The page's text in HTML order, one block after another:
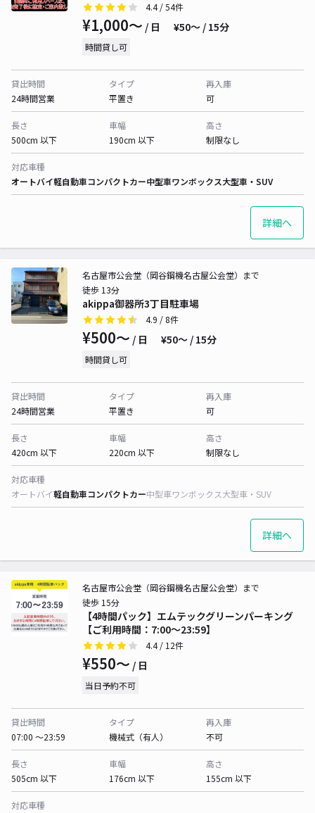
4.4/ 54件
¥1,000〜 / 日 ¥50〜 / 15分
時間貸し可
貸出時間
24時間営業
タイプ
平置き
再入庫
可
長さ
500cm 以下
車幅
190cm 以下
高さ
制限なし
対応車種
オートバイ軽自動車コンパクトカー中型車ワンボックス大型車・SUV
詳細へ
akippa御器所3丁目駐車場
名古屋市公会堂（岡谷鋼機名古屋公会堂）まで
徒歩 13分
4.9 / 8件
¥500〜 / 日 ¥50〜 / 15分
時間貸し可
貸出時間
24時間営業
タイプ
平置き
再入庫
可
長さ
420cm 以下
車幅
220cm 以下
高さ
制限なし
対応車種
オートバイ軽自動車コンパクトカー中型車ワンボックス大型車・SUV
詳細へ
【4時間パック】エムテックグリーンパーキング
【ご利用時間：7:00～23:59】
名古屋市公会堂（岡谷鋼機名古屋公会堂）まで
徒歩 15分
4.4/ 12件
¥550〜 / 日
当日予約不可
貸出時間
07:00 〜23:59
タイプ
機械式（有人）
再入庫
不可
長さ
505cm 以下
車幅
176cm 以下
高さ
155cm 以下
対応車種